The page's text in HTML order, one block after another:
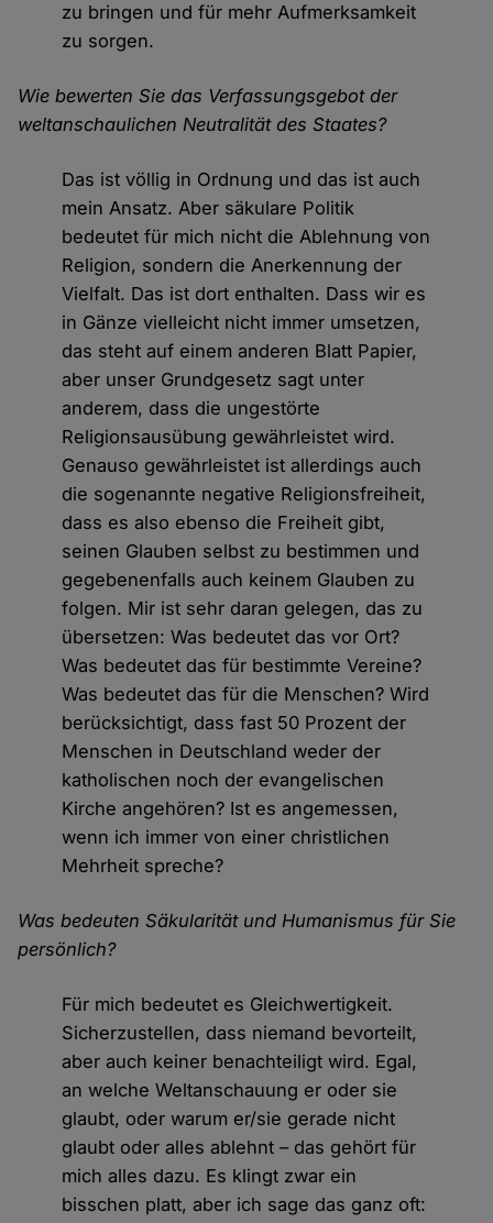
zu bringen und für mehr Aufmerksamkeit
zu sorgen.
Wie bewerten Sie das Verfassungsgebot der
weltanschaulichen Neutralität des Staates?
Das ist völlig in Ordnung und das ist auch
mein Ansatz. Aber säkulare Politik
bedeutet für mich nicht die Ablehnung von
Religion, sondern die Anerkennung der
Vielfalt. Das ist dort enthalten. Dass wir es
in Gänze vielleicht nicht immer umsetzen,
das steht auf einem anderen Blatt Papier,
aber unser Grundgesetz sagt unter
anderem, dass die ungestörte
Religionsausübung gewährleistet wird.
Genauso gewährleistet ist allerdings auch
die sogenannte negative Religionsfreiheit,
dass es also ebenso die Freiheit gibt,
seinen Glauben selbst zu bestimmen und
gegebenenfalls auch keinem Glauben zu
folgen. Mir ist sehr daran gelegen, das zu
übersetzen: Was bedeutet das vor Ort?
Was bedeutet das für bestimmte Vereine?
Was bedeutet das für die Menschen? Wird
berücksichtigt, dass fast 50 Prozent der
Menschen in Deutschland weder der
katholischen noch der evangelischen
Kirche angehören? Ist es angemessen,
wenn ich immer von einer christlichen
Mehrheit spreche?
Was bedeuten Säkularität und Humanismus für Sie
persönlich?
Für mich bedeutet es Gleichwertigkeit.
Sicherzustellen, dass niemand bevorteilt,
aber auch keiner benachteiligt wird. Egal,
an welche Weltanschauung er oder sie
glaubt, oder warum er/sie gerade nicht
glaubt oder alles ablehnt – das gehört für
mich alles dazu. Es klingt zwar ein
bisschen platt, aber ich sage das ganz oft: